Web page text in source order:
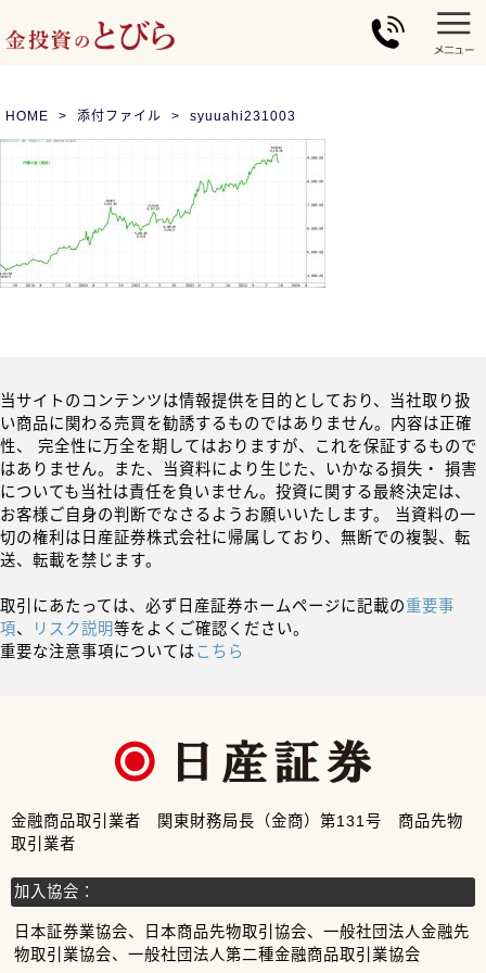
HOME 添付ファイル syuuahi231003
当サイトのコンテンツは情報提供を目的としており、当社取り扱
い商品に関わる売買を勧誘するものではありません。内容は正確
性、 完全性に万全を期してはおりますが、これを保証するもので
はありません。また、当資料により生じた、いかなる損失・ 損害
についても当社は責任を負いません。投資に関する最終決定は、
お客様ご自身の判断でなさるようお願いいたします。 当資料の一
切の権利は日産証券株式会社に帰属しており、無断での複製、転
送、転載を禁じます。
取引にあたっては、必ず日産証券ホームページに記載の重要事
項、 リスク説明等をよくご確認ください。
重要な注意事項についてはこちら
金融商品取引業者 関東財務局長（金商）第131号 商品先物
取引業者
加入協会：
日本証券業協会、日本商品先物取引協会、一般社団法人金融先
物取引業協会、一般社団法人第二種金融商品取引業協会